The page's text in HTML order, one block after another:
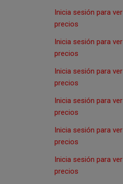
Inicia sesión para ver
precios
Inicia sesión para ver
precios
Inicia sesión para ver
precios
Inicia sesión para ver
precios
Inicia sesión para ver
precios
Inicia sesión para ver
precios